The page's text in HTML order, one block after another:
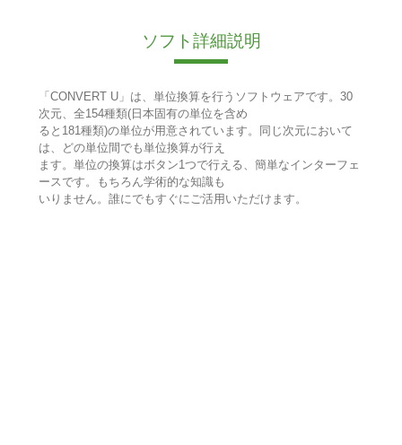
ソフト詳細説明
「CONVERT U」は、単位換算を行うソフトウェアです。30
次元、全154種類(日本固有の単位を含め
ると181種類)の単位が用意されています。同じ次元において
は、どの単位間でも単位換算が行え
ます。単位の換算はボタン1つで行える、簡単なインターフェ
ースです。もちろん学術的な知識も
いりません。誰にでもすぐにご活用いただけます。